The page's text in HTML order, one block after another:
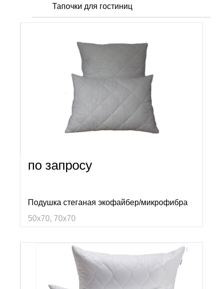
Тапочки для гостиниц
по запросу
Подушка стеганая экофайбер/микрофибра
50х70, 70х70